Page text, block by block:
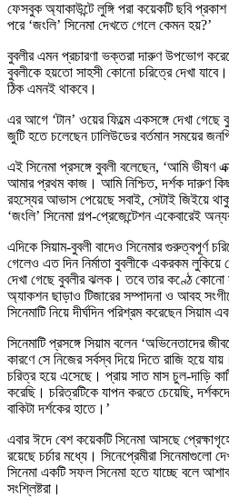
ফেসবুক অ্যাকাউন্টে লুঙ্গি পরা কয়েকটি ছবি
পরে ‘জংলি’ সিনেমা দেখতে গেলে কেমন হয়?’
বুবলীর এমন প্রচারণা ভক্তরা দারুণ উপভোগ
বুবলীকে হয়তো সাহসী কোনো চরিত্রে দেখা
ঠিক এমনই থাকবে।
এর আগে ‘টান’ ওয়ের ফিল্মে একসঙ্গে দেখা গেছে
জুটি হতে চলেছেন ঢালিউডের বর্তমান সময়ের
এই সিনেমা প্রসঙ্গে বুবলী বলেছেন, ‘আমি ভীষণ
আমার প্রথম কাজ। আমি নিশ্চিত, দর্শক দারুণ
রহস্যের আভাস পেয়েছে সবাই, সেটাই জিইয়ে
‘জংলি’ সিনেমা গল্প-প্রেজেন্টেশন একেবারেই
এদিকে সিয়াম-বুবলী বাদেও সিনেমার গুরুত্বপূর্ণ
গেলেও এত দিন নির্মাতা বুবলীকে একরকম লুকিয়ে
দেখা গেছে বুবলীর ঝলক। তবে তার কণ্ঠে কোনো
অ্যাকশন ছাড়াও টিজারের সম্পাদনা ও আবহ
সিনেমাটি নিয়ে দীর্ঘদিন পরিশ্রম করেছেন সিয়াম
সিনেমাটি প্রসঙ্গে সিয়াম বলেন ‘অভিনেতাদের
কারণে সে নিজের সর্বস্ব দিয়ে দিতে রাজি হয়ে
চরিত্র হয়ে এসেছে। প্রায় সাত মাস চুল-দাড়ি
করেছি। চরিত্রটিকে যাপন করতে চেয়েছি,
বাকিটা দর্শকের হাতে।’
এবার ঈদে বেশ কয়েকটি সিনেমা আসছে
রয়েছে চর্চার মধ্যে। সিনেপ্রেমীরা সিনেমাগুলো
সিনেমা একটি সফল সিনেমা হতে যাচ্ছে বলে
সংশ্লিষ্টরা।